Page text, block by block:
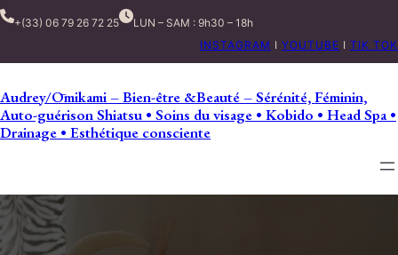
+(33) 06 79 26 72 25
LUN – SAM : 9h30 – 18h
INSTAGRAM I YOUTUBE I TIK TOK
Audrey/Ōmikami – Bien-être &Beauté – Sérénité, Féminin,
Auto-guérison Shiatsu • Soins du visage • Kobido • Head Spa •
Drainage • Esthétique consciente